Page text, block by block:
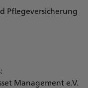
Pflegeversicherung
Management e.V.